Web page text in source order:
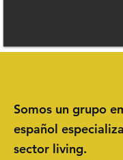
Somos un grupo
español
sector living.